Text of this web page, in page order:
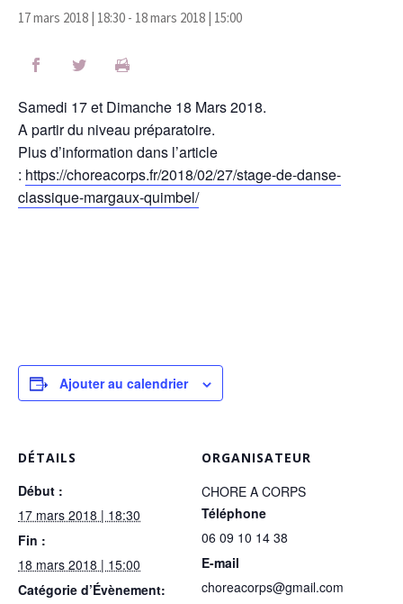
17 mars 2018 | 18:30 - 18 mars 2018 | 15:00
Samedi 17 et Dimanche 18 Mars 2018.
A partir du niveau préparatoire.
Plus d’information dans l’article
: https://choreacorps.fr/2018/02/27/stage-de-danse-
classique-margaux-quimbel/
Ajouter au calendrier
DÉTAILS
Début :
17 mars 2018 | 18:30
Fin :
18 mars 2018 | 15:00
Catégorie d’Évènement:
ORGANISATEUR
CHORE A CORPS
Téléphone
06 09 10 14 38
E-mail
choreacorps@gmail.com